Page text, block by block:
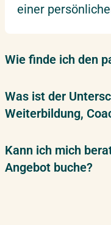
einer
Wie finde ich den
Was ist der
Weiterbildung,
Kann ich mich
Angebot buche?